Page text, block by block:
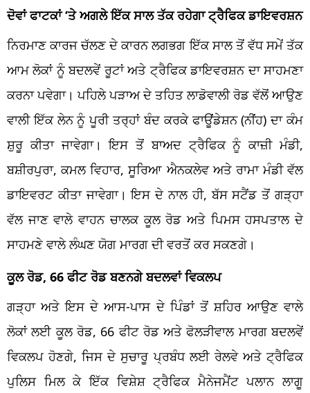
ਦੋਵਾਂ ਫਾਟਕਾਂ ‘ਤੇ ਅਗਲੇ ਇੱਕ ਸਾਲ ਤੱਕ ਰਹੇਗਾ ਟ੍ਰੈਫਿਕ ਡਾਇਵਰਸ਼ਨ
ਨਿਰਮਾਣ ਕਾਰਜ ਚੱਲਣ ਦੇ ਕਾਰਨ ਲਗਭਗ ਇੱਕ ਸਾਲ ਤੋਂ ਵੱਧ ਸਮੇਂ ਤੱਕ
ਆਮ ਲੋਕਾਂ ਨੂੰ ਬਦਲਵੇਂ ਰੂਟਾਂ ਅਤੇ ਟ੍ਰੈਫਿਕ ਡਾਇਵਰਸ਼ਨ ਦਾ ਸਾਹਮਣਾ
ਕਰਨਾ ਪਵੇਗਾ। ਪਹਿਲੇ ਪੜਾਅ ਦੇ ਤਹਿਤ ਲਾਡੋਵਾਲੀ ਰੋਡ ਵੱਲੋਂ ਆਉਣ
ਵਾਲੀ ਇੱਕ ਲੇਨ ਨੂੰ ਪੂਰੀ ਤਰ੍ਹਾਂ ਬੰਦ ਕਰਕੇ ਫਾਊਂਡੇਸ਼ਨ (ਨੀਂਹ) ਦਾ ਕੰਮ
ਸ਼ੁਰੂ ਕੀਤਾ ਜਾਵੇਗਾ। ਇਸ ਤੋਂ ਬਾਅਦ ਟ੍ਰੈਫਿਕ ਨੂੰ ਕਾਜ਼ੀ ਮੰਡੀ,
ਬਸ਼ੀਰਪੁਰਾ, ਕਮਲ ਵਿਹਾਰ, ਸੂਰਿਆ ਐਨਕਲੇਵ ਅਤੇ ਰਾਮਾ ਮੰਡੀ ਵੱਲ
ਡਾਇਵਰਟ ਕੀਤਾ ਜਾਵੇਗਾ। ਇਸ ਦੇ ਨਾਲ ਹੀ, ਬੱਸ ਸਟੈਂਡ ਤੋਂ ਗੜ੍ਹਾ
ਵੱਲ ਜਾਣ ਵਾਲੇ ਵਾਹਨ ਚਾਲਕ ਕੂਲ ਰੋਡ ਅਤੇ ਪਿਮਸ ਹਸਪਤਾਲ ਦੇ
ਸਾਹਮਣੇ ਵਾਲੇ ਲੰਘਣ ਯੋਗ ਮਾਰਗ ਦੀ ਵਰਤੋਂ ਕਰ ਸਕਣਗੇ।
ਕੂਲ ਰੋਡ, 66 ਫੀਟ ਰੋਡ ਬਣਨਗੇ ਬਦਲਵਾਂ ਵਿਕਲਪ
ਗੜ੍ਹਾ ਅਤੇ ਇਸ ਦੇ ਆਸ-ਪਾਸ ਦੇ ਪਿੰਡਾਂ ਤੋਂ ਸ਼ਹਿਰ ਆਉਣ ਵਾਲੇ
ਲੋਕਾਂ ਲਈ ਕੂਲ ਰੋਡ, 66 ਫੀਟ ਰੋਡ ਅਤੇ ਫੋਲੜੀਵਾਲ ਮਾਰਗ ਬਦਲਵੇਂ
ਵਿਕਲਪ ਹੋਣਗੇ, ਜਿਸ ਦੇ ਸੁਚਾਰੂ ਪ੍ਰਬੰਧ ਲਈ ਰੇਲਵੇ ਅਤੇ ਟ੍ਰੈਫਿਕ
ਪੁਲਿਸ ਮਿਲ ਕੇ ਇੱਕ ਵਿਸ਼ੇਸ਼ ਟ੍ਰੈਫਿਕ ਮੈਨੇਜਮੈਂਟ ਪਲਾਨ ਲਾਗੂ